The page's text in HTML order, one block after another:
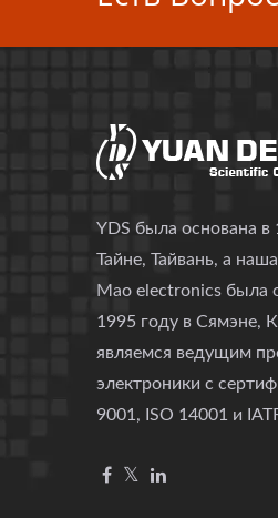
YDS была основана в
Тайне, Тайвань, а
Mao electronics была
1995 году в Сямэне,
являемся ведущим
электроники с
9001, ISO 14001 и